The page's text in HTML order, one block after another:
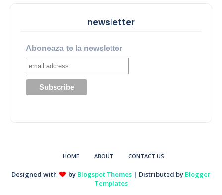
newsletter
Aboneaza-te la newsletter
HOME ABOUT CONTACT US
Designed with by Blogspot Themes | Distributed by Blogger
Templates